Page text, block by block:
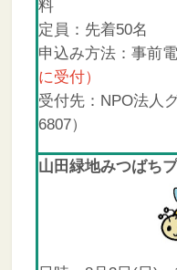
料
定員：先着50名
申込み方法：事前
に受付）
受付先：NPO法人
6807）
山田緑地みつばち